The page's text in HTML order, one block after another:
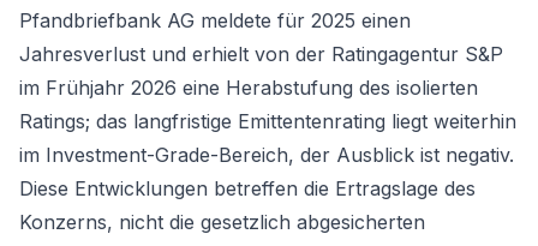
Pfandbriefbank AG meldete für 2025 einen
Jahresverlust und erhielt von der Ratingagentur S&P
im Frühjahr 2026 eine Herabstufung des isolierten
Ratings; das langfristige Emittentenrating liegt weiterhin
im Investment-Grade-Bereich, der Ausblick ist negativ.
Diese Entwicklungen betreffen die Ertragslage des
Konzerns, nicht die gesetzlich abgesicherten